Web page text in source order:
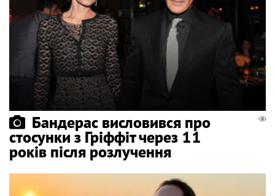
Бандерас висловився про
стосунки з Гріффіт через 11
років після розлучення